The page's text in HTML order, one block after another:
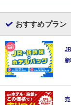
おすすめプラン
新
売